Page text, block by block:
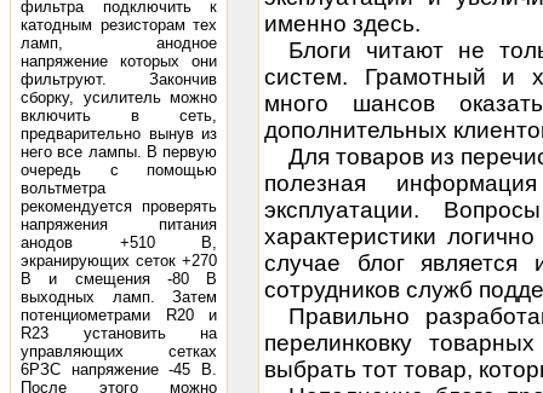
фильтра подключить к
катодным резисторам тех
ламп, анодное
напряжение которых они
фильтруют. Закончив
сборку, усилитель можно
включить в сеть,
предварительно вынув из
него все лампы. В первую
очередь с помощью
вольтметра
рекомендуется проверять
напряжения питания
анодов +510 В,
экранирующих сеток +270
В и смещения -80 В
выходных ламп. Затем
потенциометрами R20 и
R23 установить на
управляющих сетках
6РЗС напряжение -45 В.
После этого можно
именно здесь.
Блоги читают не
систем. Грамотный и
много шансов
дополнительных
Для товаров из
полезная
эксплуатации.
характеристики
случае блог является
сотрудников служб
Правильно
перелинковку
выбрать тот товар,